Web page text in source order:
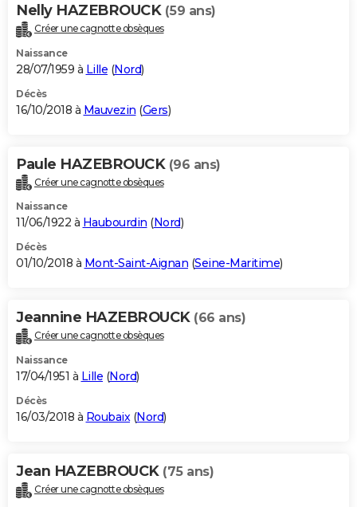
Nelly HAZEBROUCK (59 ans)
Créer une cagnotte obsèques
Naissance
28/07/1959 à Lille (Nord)
Décès
16/10/2018 à Mauvezin (Gers)
Paule HAZEBROUCK (96 ans)
Créer une cagnotte obsèques
Naissance
11/06/1922 à Haubourdin (Nord)
Décès
01/10/2018 à Mont-Saint-Aignan (Seine-Maritime)
Jeannine HAZEBROUCK (66 ans)
Créer une cagnotte obsèques
Naissance
17/04/1951 à Lille (Nord)
Décès
16/03/2018 à Roubaix(Nord)
Jean HAZEBROUCK (75 ans)
Créer une cagnotte obsèques